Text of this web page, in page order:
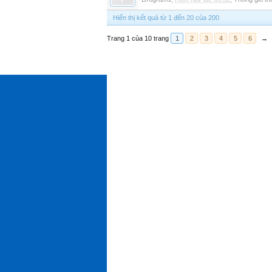
Hiển thị kết quả từ 1 đến 20 của 200
Trang 1 của 10 trang 1 2 3 4 5 6 →